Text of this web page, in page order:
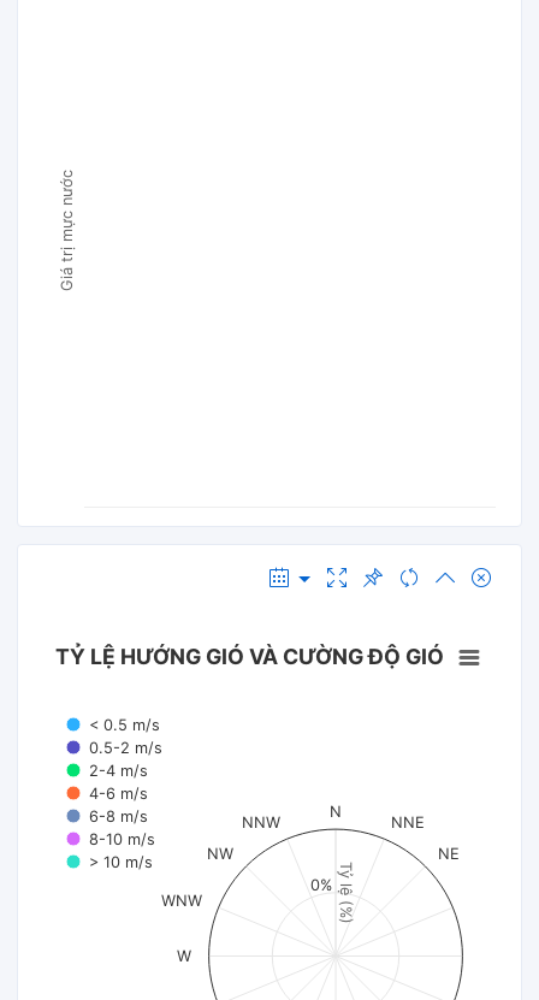
Giá trị mực nước
Tỷ lệ (%)
TỶ LỆ HƯỚNG GIÓ VÀ CƯỜNG ĐỘ GIÓ
< 0.5 m/s
0.5-2 m/s
2-4 m/s
4-6 m/s
6-8 m/s
8-10 m/s
> 10 m/s
N
NNE
NE
W
WNW
NW
NNW
0%